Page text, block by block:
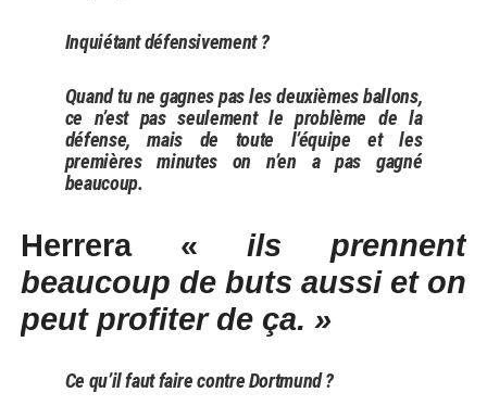
Inquiétant défensivement ?
Quand tu ne gagnes pas les deuxièmes ballons,
ce n’est pas seulement le problème de la
défense, mais de toute l’équipe et les
premières minutes on n’en a pas gagné
beaucoup.
Herrera «ils prennent
beaucoup de buts aussi et on
peut profiter de ça. »
Ce qu’il faut faire contre Dortmund ?